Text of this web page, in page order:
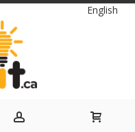
Langue
English